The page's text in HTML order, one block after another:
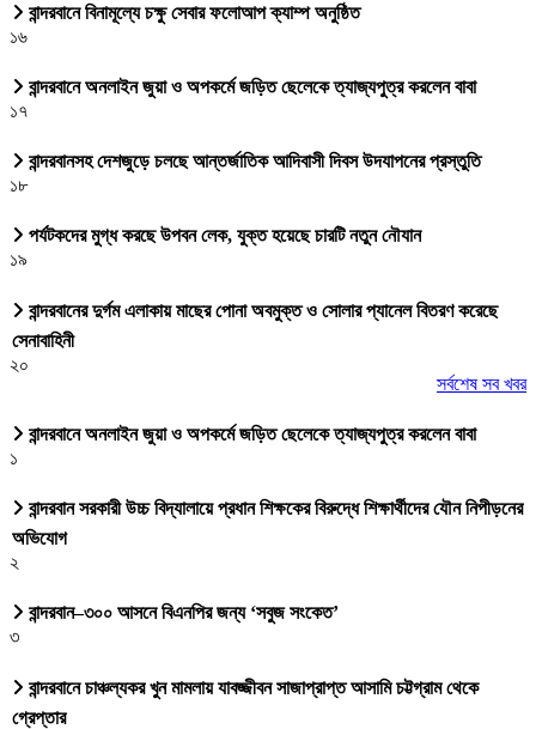
বান্দরবানে বিনামূল্যে চক্ষু সেবার ফলোআপ ক্যাম্প অনুষ্ঠিত
১৬
বান্দরবানে অনলাইন জুয়া ও অপকর্মে জড়িত ছেলেকে ত্যাজ্যপুত্র করলেন বাবা
১৭
বান্দরবানসহ দেশজুড়ে চলছে আন্তর্জাতিক আদিবাসী দিবস উদযাপনের প্রস্তুতি
১৮
পর্যটকদের মুগ্ধ করছে উপবন লেক, যুক্ত হয়েছে চারটি নতুন নৌযান
১৯
বান্দরবানের দুর্গম এলাকায় মাছের পোনা অবমুক্ত ও সোলার প্যানেল বিতরণ করেছে
সেনাবাহিনী
২০
সর্বশেষ সব খবর
বান্দরবানে অনলাইন জুয়া ও অপকর্মে জড়িত ছেলেকে ত্যাজ্যপুত্র করলেন বাবা
১
বান্দরবান সরকারী উচ্চ বিদ্যালায়ে প্রধান শিক্ষকের বিরুদ্ধে শিক্ষার্থীদের যৌন নিপীড়নের
অভিযোগ
২
বান্দরবান–৩০০ আসনে বিএনপির জন্য ‘সবুজ সংকেত’
৩
বান্দরবানে চাঞ্চল্যকর খুন মামলায় যাবজ্জীবন সাজাপ্রাপ্ত আসামি চট্টগ্রাম থেকে
গ্রেপ্তার